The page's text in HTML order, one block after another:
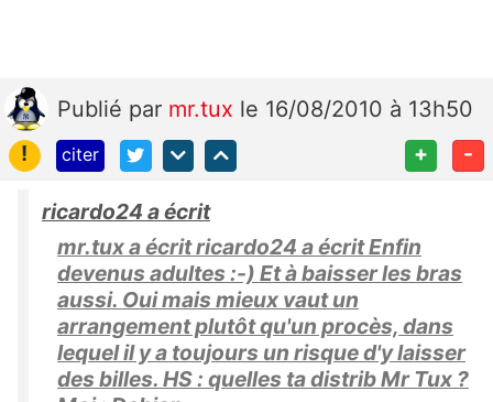
Publié par mr.tux le 16/08/2010 à 13h50
!
citer + -
ricardo24 a écrit
mr.tux a écrit ricardo24 a écrit Enfin
devenus adultes :-) Et à baisser les bras
aussi. Oui mais mieux vaut un
arrangement plutôt qu'un procès, dans
lequel il y a toujours un risque d'y laisser
des billes. HS : quelles ta distrib Mr Tux ?